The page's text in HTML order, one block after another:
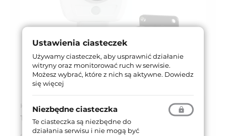
Kod produktu: PR50T48
TRZYMACZ DRZWIOWY PR50T48 500 N, 48V DC
Ustawienia ciasteczek
Używamy ciasteczek, aby usprawnić działanie
witryny oraz monitorować ruch w serwisie.
Możesz wybrać, które z nich są aktywne. Dowiedz
się więcej
Niezbędne ciasteczka
Te ciasteczka są niezbędne do
działania serwisu i nie mogą być